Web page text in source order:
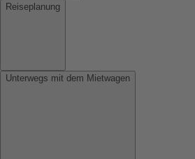
Reiseplanung
Unterwegs mit dem Mietwagen